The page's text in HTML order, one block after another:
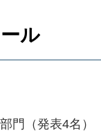
ル
門（発表4名）